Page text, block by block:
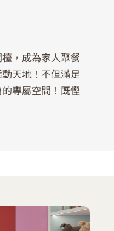
，成為家人聚餐
天地！不但滿足
專屬空間！既慳